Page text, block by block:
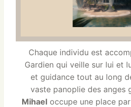
Chaque individu est
Gardien qui veille sur lui et
et guidance tout au long
vaste panoplie des anges
Mihael occupe une place